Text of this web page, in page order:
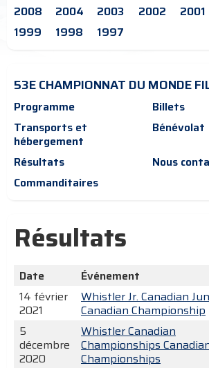
2008
2004 2003 2002 2001
1999
1998 1997
53E CHAMPIONNAT DU MONDE
Programme
Billets
Transports et
hébergement
Bénévolat
Résultats
Nous
Commanditaires
Résultats
Date Événement
14 février
2021
Whistler Jr. Canadian
Canadian Championship
5
décembre
2020
Whistler Canadian
Championships
Championships